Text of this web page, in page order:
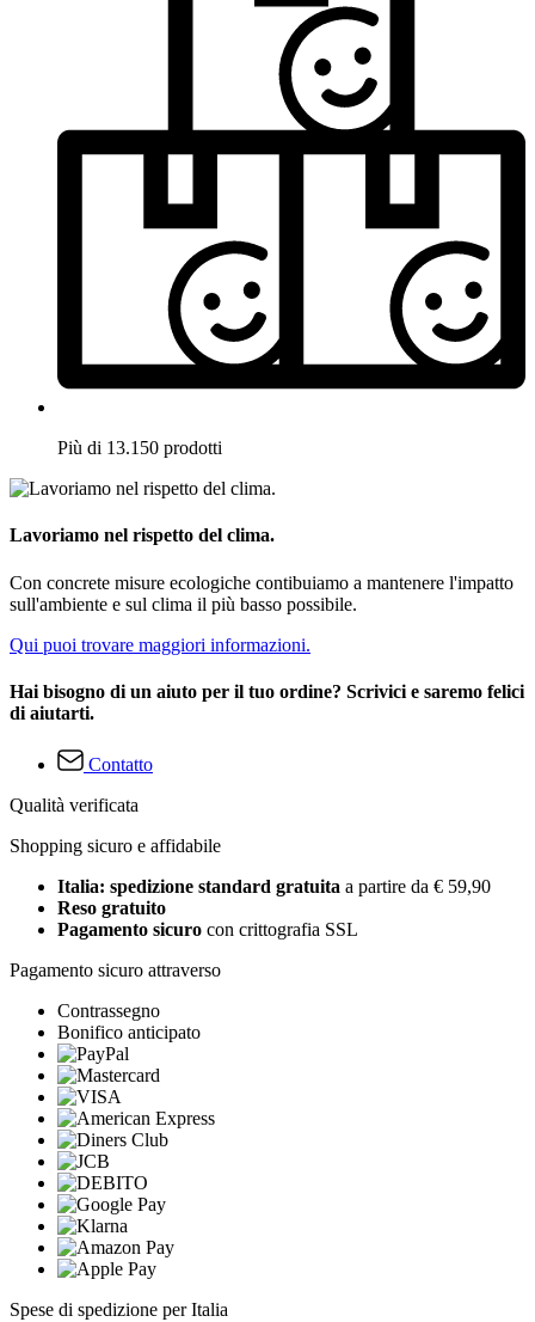
Più di 13.150 prodotti
Lavoriamo nel rispetto del clima.
Con concrete misure ecologiche contibuiamo a mantenere l'impatto
sull'ambiente e sul clima il più basso possibile.
Qui puoi trovare maggiori informazioni.
Hai bisogno di un aiuto per il tuo ordine? Scrivici e saremo felici
di aiutarti.
Contatto
Qualità verificata
Shopping sicuro e affidabile
Italia: spedizione standard gratuita a partire da € 59,90
Reso gratuito
Pagamento sicuro con crittografia SSL
Pagamento sicuro attraverso
Contrassegno
Bonifico anticipato
Spese di spedizione per Italia